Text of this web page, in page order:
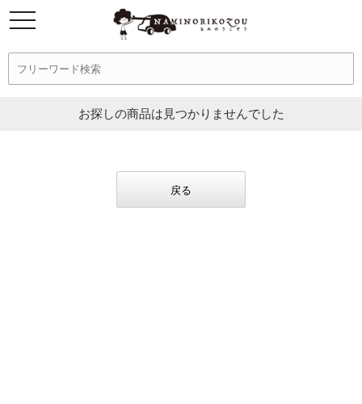
お探しの商品は見つかりませんでした
戻る